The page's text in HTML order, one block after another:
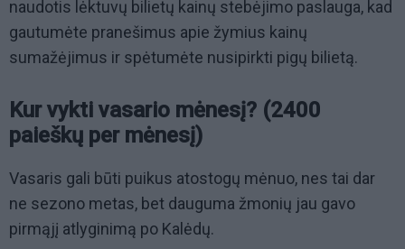
naudotis lėktuvų bilietų kainų stebėjimo paslauga, kad
gautumėte pranešimus apie žymius kainų
sumažėjimus ir spėtumėte nusipirkti pigų bilietą.
Kur vykti vasario mėnesį? (2400
paieškų per mėnesį)
Vasaris gali būti puikus atostogų mėnuo, nes tai dar
ne sezono metas, bet dauguma žmonių jau gavo
pirmąjį atlyginimą po Kalėdų.